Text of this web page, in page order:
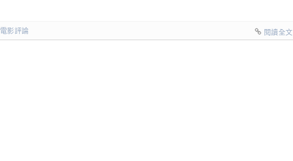
電影評論 閱讀全文